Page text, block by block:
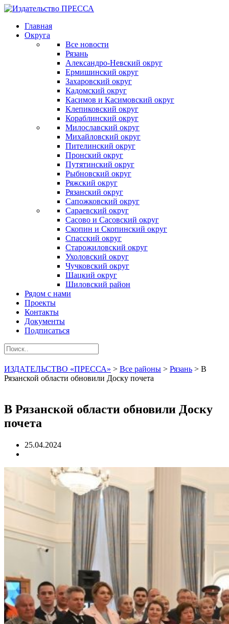
Главная
Округа
Все новости
Рязань
Александро-Невский округ
Ермишинский округ
Захаровский округ
Кадомский округ
Касимов и Касимовский округ
Клепиковский округ
Кораблинский округ
Милославский округ
Михайловский округ
Пителинский округ
Пронский округ
Путятинский округ
Рыбновский округ
Ряжский округ
Рязанский округ
Сапожковский округ
Сараевский округ
Сасово и Сасовский округ
Скопин и Скопинский округ
Спасский округ
Старожиловский округ
Ухоловский округ
Чучковский округ
Шацкий округ
Шиловский район
Рядом с нами
Проекты
Контакты
Документы
Подписаться
ИЗДАТЕЛЬСТВО «ПРЕССА» > Все районы > Рязань > В
Рязанской области обновили Доску почета
В Рязанской области обновили Доску
почета
25.04.2024